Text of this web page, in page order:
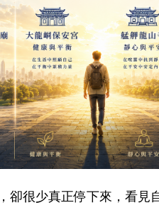
卻很少真正停下來，看見